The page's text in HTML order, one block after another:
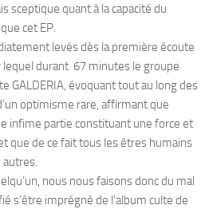
sceptique quant à la capacité du
cet EP.
levés dès la première écoute
lequel durant 67 minutes le groupe
GALDERIA, évoquant tout au long des
optimisme rare, affirmant que
infime partie constituant une force et
que de ce fait tous les êtres humains
autres.
nous nous faisons donc du mal
s’être imprégné de l’album culte de